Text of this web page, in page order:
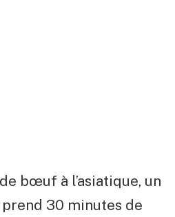
bœuf à l’asiatique, un
30 minutes de